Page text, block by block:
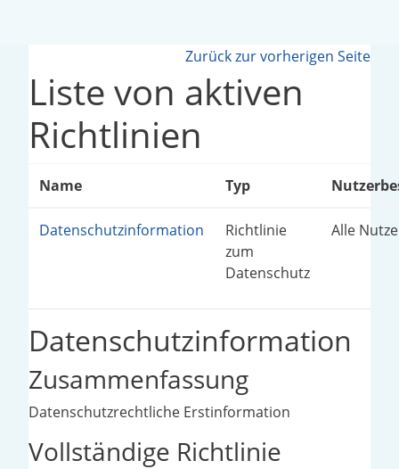
Zurück zur vorherigen Seite
Liste von aktiven
Richtlinien
Name Typ
Datenschutzinformation
Richtlinie
zum
Datenschutz
Alle
Datenschutzinformation
Zusammenfassung
Datenschutzrechtliche Erstinformation
Vollständige Richtlinie